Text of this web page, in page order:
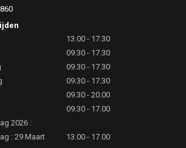
13.00 - 17.30
09.30 - 17.30
09.30 - 17.30
09.30 - 17.30
09.30 - 20.00
09.30 - 17.00
2026 :
: 29 Maart
13.00 - 17.00